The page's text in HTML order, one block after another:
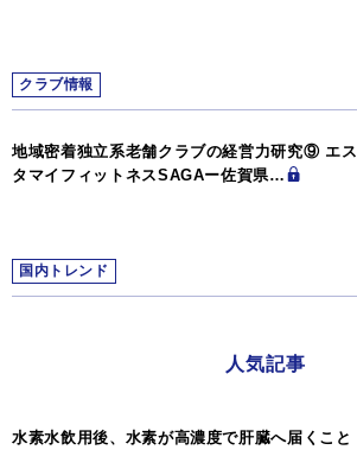
クラブ情報
地域密着独立系老舗クラブの経営力研究⑨ エス
タマイフィットネスSAGAー佐賀県…
国内トレンド
人気記事
水素水飲用後、水素が高濃度で肝臓へ届くこと